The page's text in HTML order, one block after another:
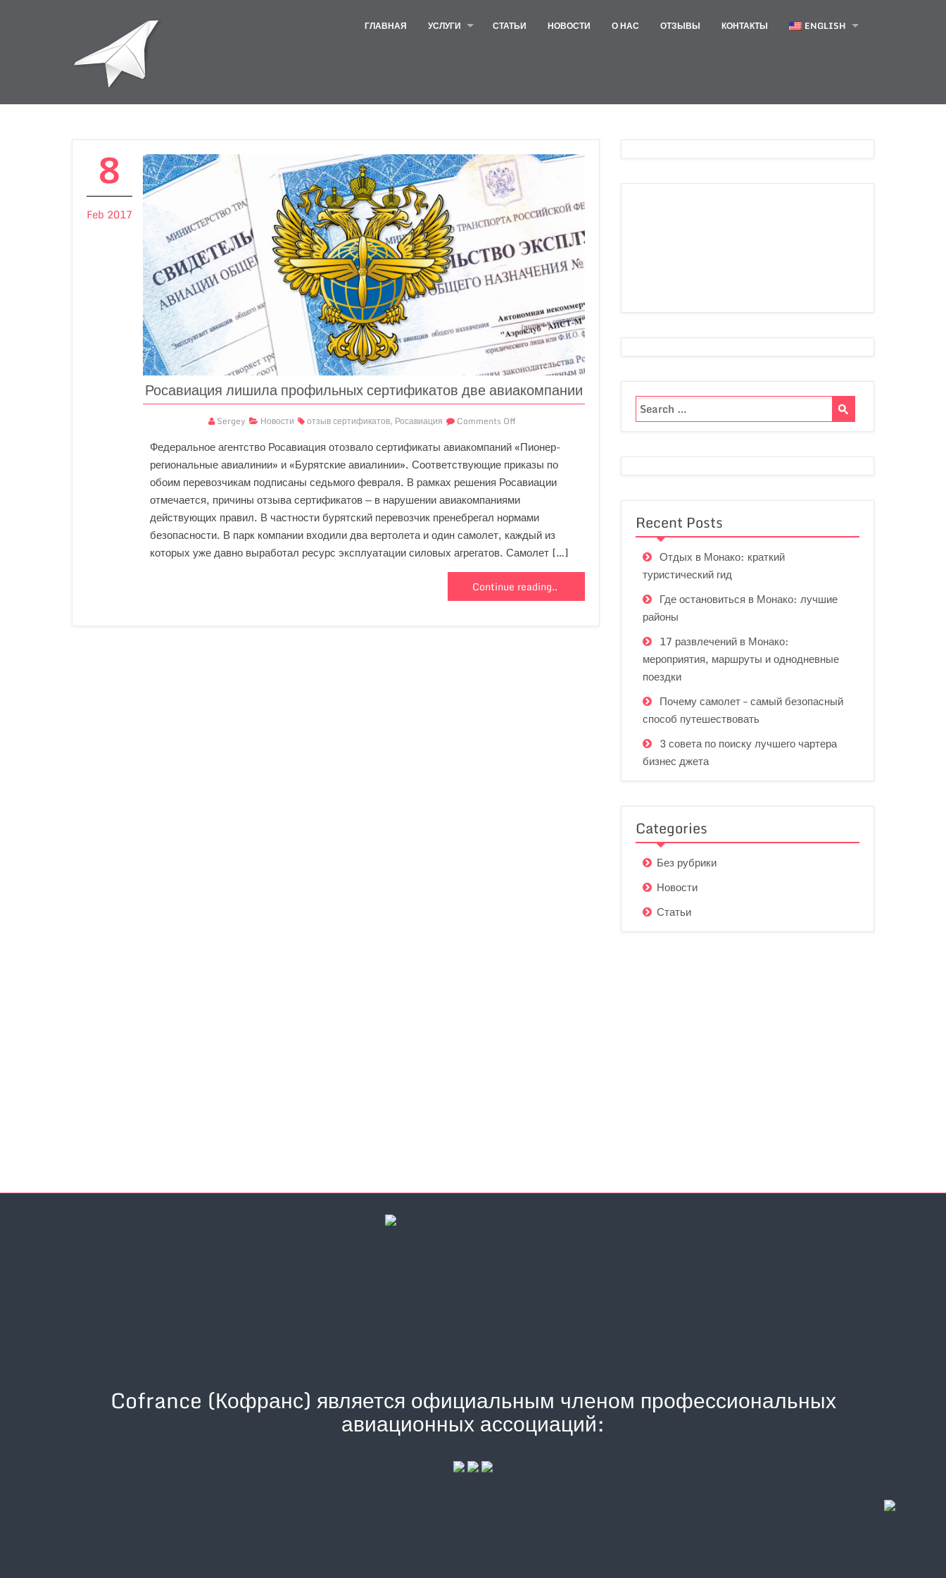
ГЛАВНАЯ УСЛУГИ СТАТЬИ НОВОСТИ О НАС ОТЗЫВЫ КОНТАКТЫ ENGLISH
8
Feb 2017
Росавиация лишила профильных сертификатов две авиакомпании
Sergey Новости отзыв сертификатов, Росавиация Comments Off
Федеральное агентство Росавиация отозвало сертификаты авиакомпаний «Пионер-
региональные авиалинии» и «Бурятские авиалинии». Соответствующие приказы по
обоим перевозчикам подписаны седьмого февраля. В рамках решения Росавиации
отмечается, причины отзыва сертификатов — в нарушении авиакомпаниями
действующих правил. В частности бурятский перевозчик пренебрегал нормами
безопасности. В парк компании входили два вертолета и один самолет, каждый из
которых уже давно выработал ресурс эксплуатации силовых агрегатов. Самолет […]
Continue reading..
Recent Posts
Отдых в Монако: краткий
туристический гид
Где остановиться в Монако: лучшие
районы
17 развлечений в Монако:
мероприятия, маршруты и однодневные
поездки
Почему самолет – самый безопасный
способ путешествовать
3 совета по поиску лучшего чартера
бизнес джета
Categories
Без рубрики
Новости
Статьи
Cofrance (Кофранс) является официальным членом профессиональных
авиационных ассоциаций: